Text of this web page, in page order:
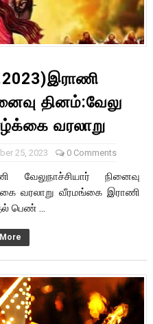
தினம்:வேலு
வரலாறு
25, 2023 0 Comments
வேலுநாச்சியார் நினைவு
வரலாறு வீரமங்கை இராணி
பெண் ...